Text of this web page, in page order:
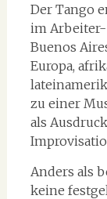
Der Tango
im
Buenos
Europa,
zu einer
als
Anders als
keine